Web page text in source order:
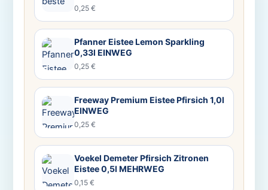
0,25 €
Pfanner Eistee Lemon Sparkling
0,33l EINWEG
0,25 €
Freeway Premium Eistee Pfirsich 1,0l
EINWEG
0,25 €
Voekel Demeter Pfirsich Zitronen
Eistee 0,5l MEHRWEG
0,15 €